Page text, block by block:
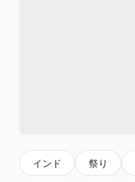
インド 祭り